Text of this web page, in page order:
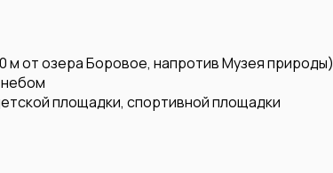
м от озера Боровое, напротив Музея природы)
площадки, спортивной площадки